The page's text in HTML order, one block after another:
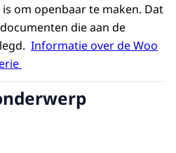
om openbaar te maken. Dat
die aan de
Informatie over de Woo